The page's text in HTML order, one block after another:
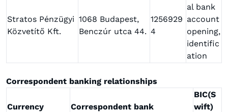
Stratos Pénzügyi
Közvetítő Kft.
1068 Budapest,
Benczúr utca 44.
1256929
4
al bank
account
opening,
identific
ation
Correspondent banking relationships
Currency Correspondent bank
BIC(S
wift)